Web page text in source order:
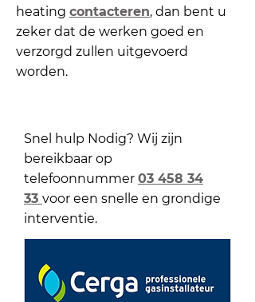
heating contacteren, dan bent u
zeker dat de werken goed en
verzorgd zullen uitgevoerd
worden.
Snel hulp Nodig? Wij zijn
bereikbaar op
telefoonnummer 03 458 34
33 voor een snelle en grondige
interventie.